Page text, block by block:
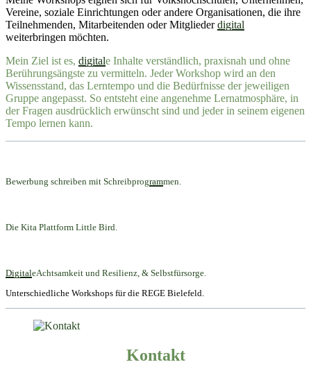
Vereine, soziale Einrichtungen oder andere Organisationen, die ihre
Teilnehmenden, Mitarbeitenden oder Mitgliederdigital
weiterbringen möchten.
Mein Ziel ist es, digitale Inhalte verständlich, praxisnah und ohne
Berührungsängste zu vermitteln. Jeder Workshop wird an den
Wissensstand, das Lerntempo und die Bedürfnisse der jeweiligen
Gruppe angepasst. So entsteht eine angenehme Lernatmosphäre, in
der Fragen ausdrücklich erwünscht sind und jeder in seinem eigenen
Tempo lernen kann.
Bewerbung schreiben mit Schreibprogrammen.
Die Kita Plattform Little Bird.
DigitaleAchtsamkeit und Resilienz, & Selbstfürsorge.
Unterschiedliche Workshops für die REGE Bielefeld.
Kontakt